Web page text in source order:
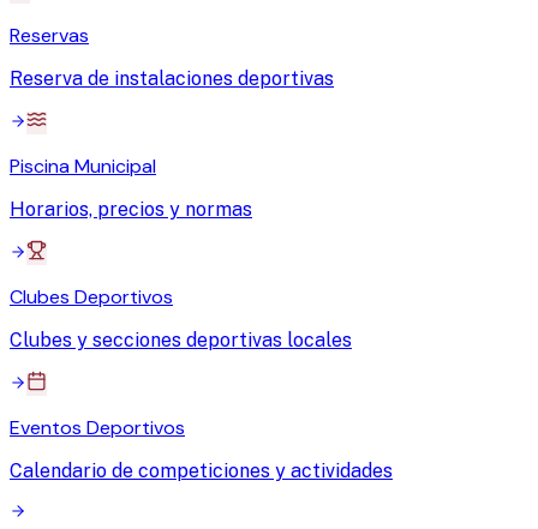
Reservas
Reserva de instalaciones deportivas
Piscina Municipal
Horarios, precios y normas
Clubes Deportivos
Clubes y secciones deportivas locales
Eventos Deportivos
Calendario de competiciones y actividades